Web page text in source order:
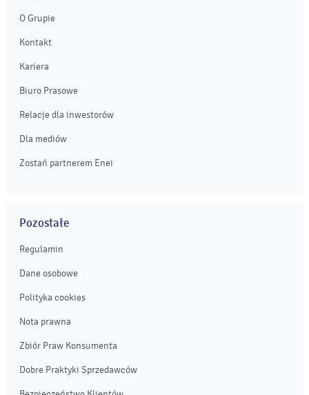
O Grupie
Kontakt
Kariera
Biuro Prasowe
Relacje dla inwestorów
Dla mediów
Zostań partnerem Enei
Pozostałe
Regulamin
Dane osobowe
Polityka cookies
Nota prawna
Zbiór Praw Konsumenta
Dobre Praktyki Sprzedawców